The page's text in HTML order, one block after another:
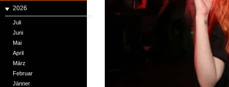
2026
Juli
Juni
Mai
April
März
Februar
Jänner